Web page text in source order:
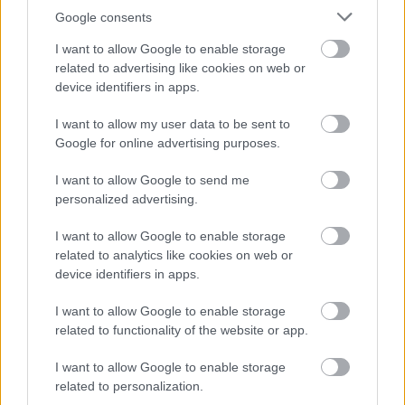
Google consents
I want to allow Google to enable storage
related to advertising like cookies on web or
device identifiers in apps.
I want to allow my user data to be sent to
Google for online advertising purposes.
I want to allow Google to send me
personalized advertising.
I want to allow Google to enable storage
related to analytics like cookies on web or
device identifiers in apps.
I want to allow Google to enable storage
related to functionality of the website or app.
I want to allow Google to enable storage
related to personalization.
A tegnap este győztesei...
• 2019. augusztus 21.
legnépszerűbb énekeseknek, zenekaroknak,
előadóművészeknek. Akik hatalmas meglepetésekre
számítottak, azoknak csalódniuk kellett, hiszen a
"mainstream" hazai könnyűzenei élet képviselői
lettek a tegnap esti rendezvény díjazottjai. A
teljesség igénye…